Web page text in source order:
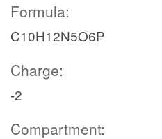
Formula:
C10H12N5O6P
Charge:
-2
Compartment: